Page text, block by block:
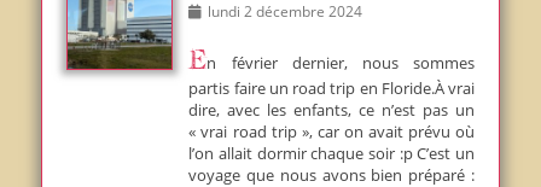
Postedlundi 2 décembre 2024
En février dernier, nous sommes
partis faire un road trip en Floride.À vrai
dire, avec les enfants, ce n’est pas un
« vrai road trip », car on avait prévu où
l’on allait dormir chaque soir :p C’est un
voyage que nous avons bien préparé :